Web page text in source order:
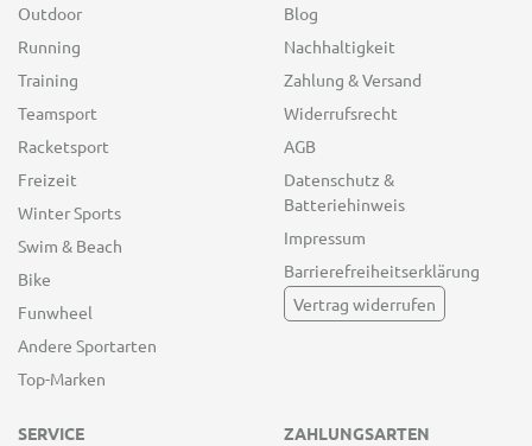
Outdoor
Running
Training
Teamsport
Racketsport
Freizeit
Winter Sports
Swim & Beach
Bike
Funwheel
Andere Sportarten
Top-Marken
Blog
Nachhaltigkeit
Zahlung & Versand
Widerrufsrecht
AGB
Datenschutz &
Batteriehinweis
Impressum
Barrierefreiheitserklärung
Vertrag widerrufen
SERVICE
ZAHLUNGSARTEN